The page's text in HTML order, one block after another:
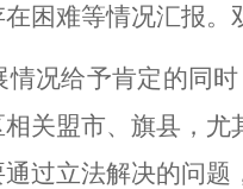
困难等情况汇报。
情况给予肯定的同
关盟市、旗县，
过立法解决的问